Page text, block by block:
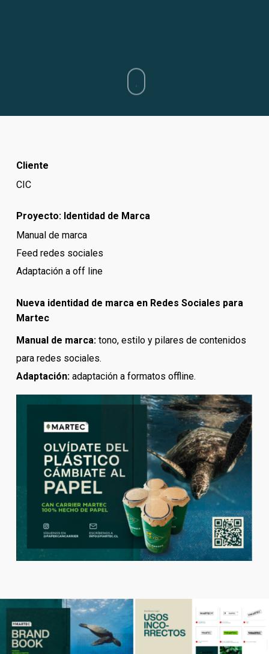
Cliente
CIC
Proyecto: Identidad de Marca
Manual de marca
Feed redes sociales
Adaptación a off line
Nueva identidad de marca en Redes Sociales para
Martec
Manual de marca: tono, estilo y pilares de contenidos
para redes sociales.
Adaptación: adaptación aformatos offline.